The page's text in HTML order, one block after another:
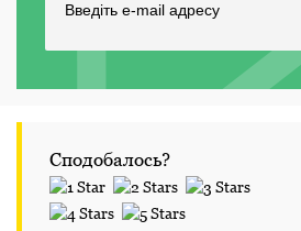
Сподобалось?